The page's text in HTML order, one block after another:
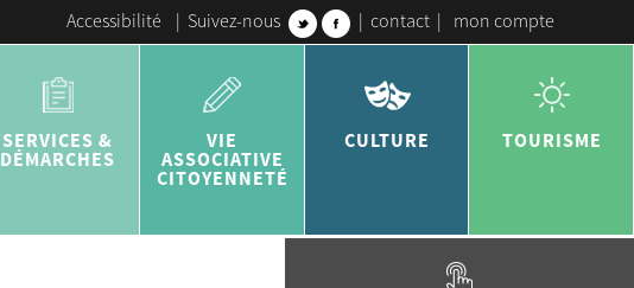
Accessibilité | Suivez-nous | contact | mon compte
SERVICES &
DÉMARCHES
VIE
ASSOCIATIVE
CITOYENNETÉ
CULTURE TOURISME